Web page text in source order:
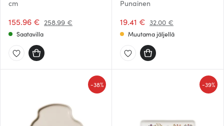
cm
155.96 € 258.99 €
Saatavilla
Punainen
19.41 € 32.00 €
Muutama jäljellä
-38% -39%